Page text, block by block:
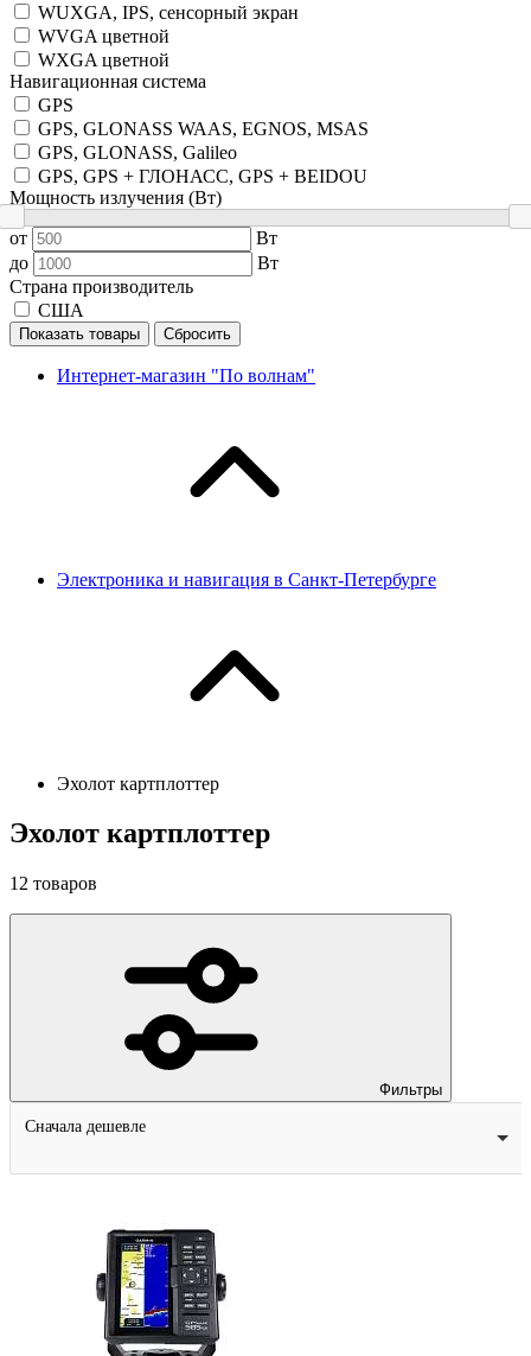
WUXGA, IPS, сенсорный экран
WVGA цветной
WXGA цветной
Навигационная система
GPS
GPS, GLONASS WAAS, EGNOS, MSAS
GPS, GLONASS, Galileo
GPS, GPS + ГЛОНАСС, GPS + BEIDOU
Мощность излучения (Вт)
от
Вт
до
Вт
Страна производитель
США
Показать товары Сбросить
Интернет-магазин "По волнам"
Электроника и навигация в Санкт-Петербурге
Эхолот картплоттер
Эхолот картплоттер
12 товаров
Фильтры
Сначала дешевле